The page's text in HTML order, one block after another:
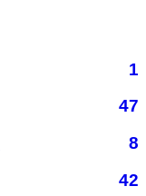
1
47
8
42